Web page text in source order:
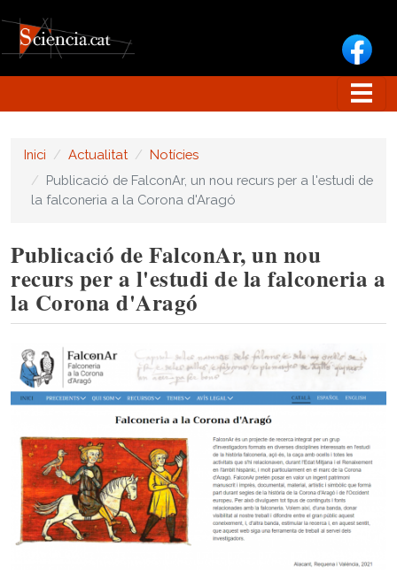
Inici Actualitat
Notícies
Publicació de FalconAr, un nou recurs per a l'estudi de
la falconeria a la Corona d'Aragó
Publicació de FalconAr, un nou
recurs per a l'estudi de la falconeria a
la Corona d'Aragó
Image